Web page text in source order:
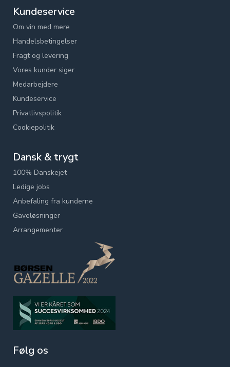
Kundeservice
Om vin med mere
Handelsbetingelser
Fragt og levering
Vores kunder siger
Medarbejdere
Kundeservice
Privatlivspolitik
Cookiepolitik
Dansk & trygt
100% Danskejet
Ledige jobs
Anbefaling fra kunderne
Gaveløsninger
Arrangementer
Følg os